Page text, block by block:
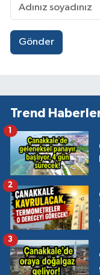
Gönder
Trend
1
2
3